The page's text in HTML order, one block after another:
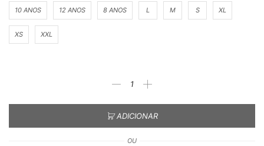
10 ANOS 12 ANOS 8 ANOS L M S XL
XS XXL
ADICIONAR
OU